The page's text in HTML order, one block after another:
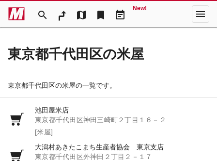
search map bookmark event_note
New! menu
東京都千代田区の米屋
東京都千代田区の米屋の一覧です。
池田屋米店
東京都千代田区神田三崎町２丁目１６－２
[米屋]
大潟村あきたこまち生産者協会 東京支店
東京都千代田区外神田２丁目２－１７